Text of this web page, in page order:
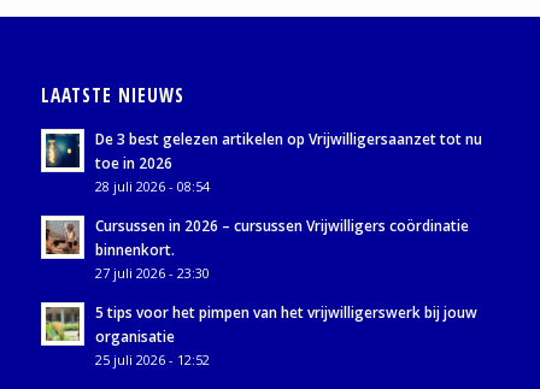
LAATSTE NIEUWS
De 3 best gelezen artikelen op Vrijwilligersaanzet tot nu
toe in 2026
28 juli 2026 - 08:54
Cursussen in 2026 – cursussen Vrijwilligers coördinatie
binnenkort.
27 juli 2026 - 23:30
5 tips voor het pimpen van het vrijwilligerswerk bij jouw
organisatie
25 juli 2026 - 12:52